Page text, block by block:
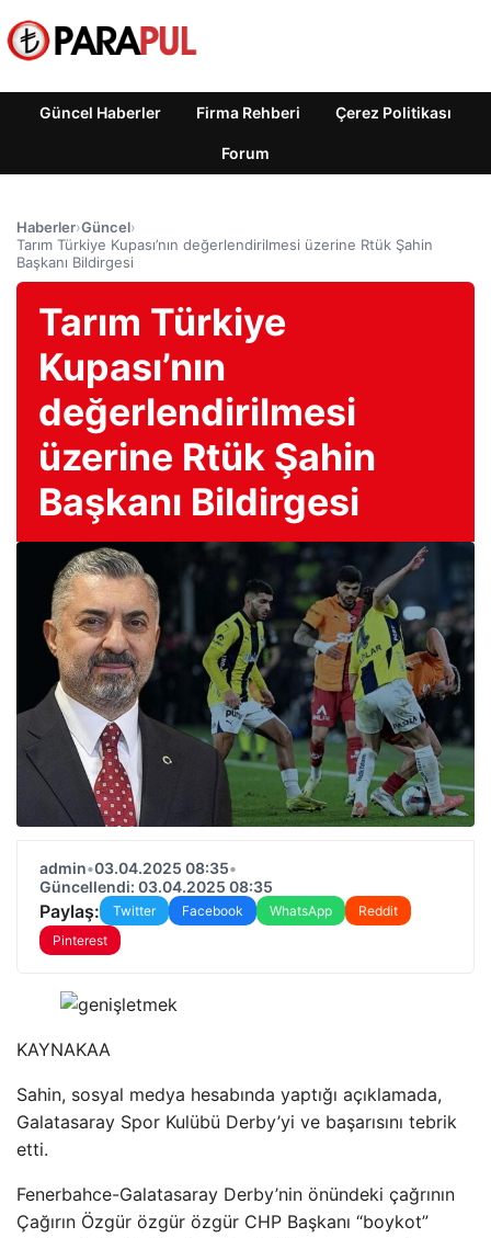
Güncel Haberler Firma Rehberi Çerez Politikası
Forum
Haberler›Güncel›
Tarım Türkiye Kupası’nın değerlendirilmesi üzerine Rtük Şahin
Başkanı Bildirgesi
Tarım Türkiye
Kupası’nın
değerlendirilmesi
üzerine Rtük Şahin
Başkanı Bildirgesi
admin•03.04.2025 08:35•
Güncellendi: 03.04.2025 08:35
Paylaş: Twitter Facebook WhatsApp
Reddit
Pinterest
KAYNAKAA
Sahin, sosyal medya hesabında yaptığı açıklamada,
Galatasaray Spor Kulübü Derby’yi ve başarısını tebrik
etti.
Fenerbahce-Galatasaray Derby’nin önündeki çağrının
Çağırın Özgür özgür özgür CHP Başkanı “boykot”